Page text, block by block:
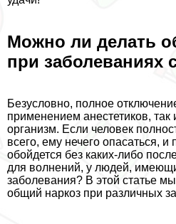
Можно ли делать
при заболеваниях
Безусловно, полное
применением анестетиков, так
организм. Если человек
всего, ему нечего опасаться,
обойдется без каких-либо
для волнений, у людей,
заболевания? В этой статье
общий наркоз при различных